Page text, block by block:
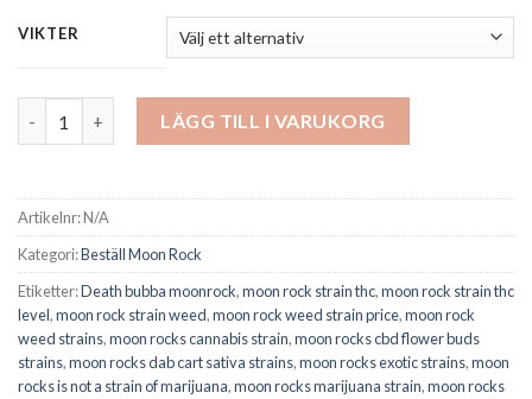
VIKTER
Death bubba moonrock mängdLÄGG TILL I VARUKORG
Artikelnr:N/A
Kategori:Beställ Moon Rock
Etiketter:Death bubba moonrock,moon rock strain thc,moon rock strain thc
level,moon rock strain weed,moon rock weed strain price,moon rock
weed strains,moon rocks cannabis strain,moon rocks cbd flower buds
strains,moon rocks dab cart sativa strains,moon rocks exotic strains,moon
rocks is not a strain of marijuana,moon rocks marijuana strain,moon rocks